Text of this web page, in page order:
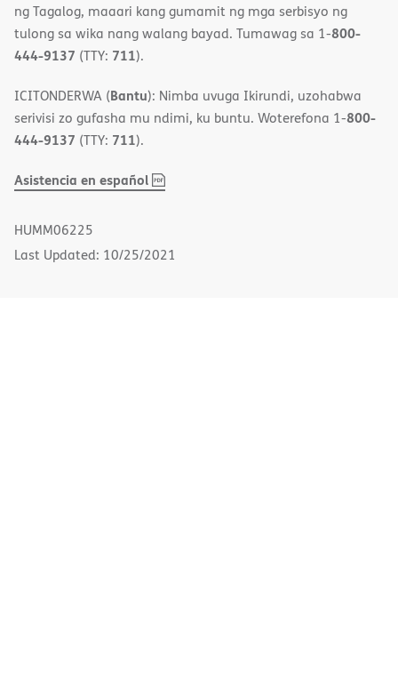
ng Tagalog, maaari kang gumamit ng mga serbisyo ng
tulong sa wika nang walang bayad. Tumawag sa 1-800-
444-9137 (TTY: 711).
ICITONDERWA (Bantu): Nimba uvuga Ikirundi, uzohabwa
serivisi zo gufasha mu ndimi, ku buntu. Woterefona 1-800-
444-9137 (TTY: 711).
Asistencia en español
(opens
HUMM06225
Last Updated: 10/25/2021